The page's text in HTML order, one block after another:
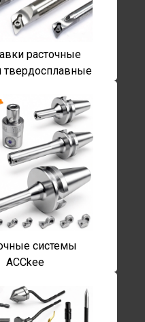
расточные
твердосплавные
системы
ACCkee